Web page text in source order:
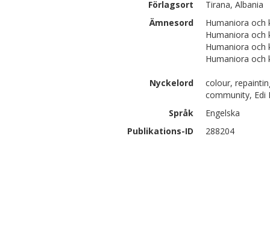
Förlagsort
Tirana, Albania
Ämnesord
Humaniora
Humaniora
Humaniora
Humaniora
Nyckelord
colour,
community, Edi
Språk
Engelska
Publikations-ID
288204